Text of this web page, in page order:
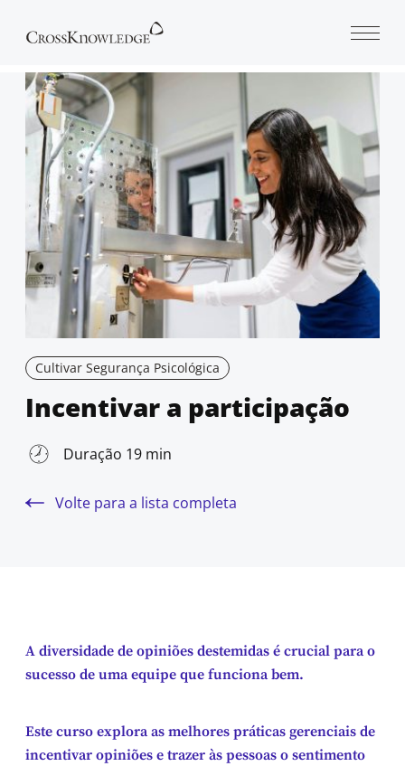
Cultivar Segurança Psicológica
Incentivar a participação
Duração 19 min
Volte para a lista completa
A diversidade de opiniões destemidas é crucial para o
sucesso de uma equipe que funciona bem.
Este curso explora as melhores práticas gerenciais de
incentivar opiniões e trazer às pessoas o sentimento